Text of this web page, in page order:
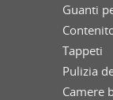
Guanti
Tappeti
Pulizia
Camere